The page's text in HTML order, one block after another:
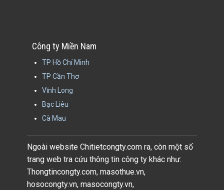
Công ty Miền Nam
TP Hồ Chí Minh
TP Cần Thơ
Vĩnh Long
Bạc Liêu
Cà Mau
Ngoài website Chitietcongty.com ra, còn một số
trang web tra cứu thông tin công ty khác như:
Thongtincongty.com, masothue.vn,
hosocongty.vn, masocongty.vn,